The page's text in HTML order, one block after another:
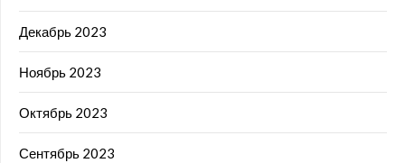
Декабрь 2023
Ноябрь 2023
Октябрь 2023
Сентябрь 2023